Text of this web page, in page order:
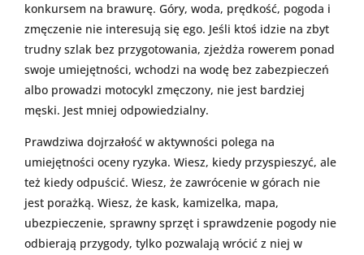
konkursem na brawurę. Góry, woda, prędkość, pogoda i
zmęczenie nie interesują się ego. Jeśli ktoś idzie na zbyt
trudny szlak bez przygotowania, zjeżdża rowerem ponad
swoje umiejętności, wchodzi na wodę bez zabezpieczeń
albo prowadzi motocykl zmęczony, nie jest bardziej
męski. Jest mniej odpowiedzialny.
Prawdziwa dojrzałość w aktywności polega na
umiejętności oceny ryzyka. Wiesz, kiedy przyspieszyć, ale
też kiedy odpuścić. Wiesz, że zawrócenie w górach nie
jest porażką. Wiesz, że kask, kamizelka, mapa,
ubezpieczenie, sprawny sprzęt i sprawdzenie pogody nie
odbierają przygody, tylko pozwalają wrócić z niej w